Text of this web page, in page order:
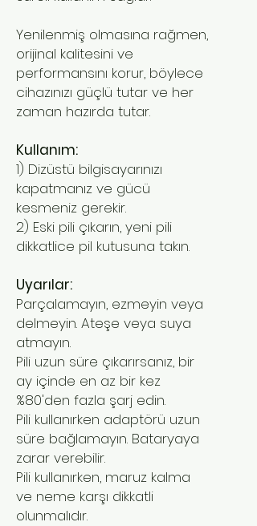
Yenilenmiş olmasına rağmen,
orijinal kalitesini ve
performansını korur, böylece
cihazınızı güçlü tutar ve her
zaman hazırda tutar.
Kullanım:
1) Dizüstü bilgisayarınızı
kapatmanız ve gücü
kesmeniz gerekir.
2) Eski pili çıkarın, yeni pili
dikkatlice pil kutusuna takın.
Uyarılar:
Parçalamayın, ezmeyin veya
delmeyin. Ateşe veya suya
atmayın.
Pili uzun süre çıkarırsanız, bir
ay içinde en az bir kez
%80'den fazla şarj edin.
Pili kullanırken adaptörü uzun
süre bağlamayın. Bataryaya
zarar verebilir.
Pili kullanırken, maruz kalma
ve neme karşı dikkatli
olunmalıdır.